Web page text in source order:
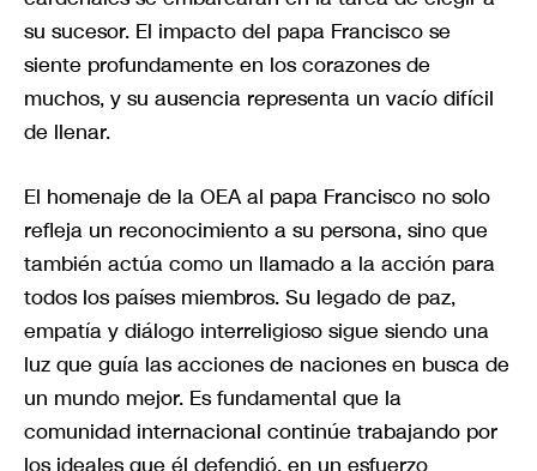
su sucesor. El impacto del papa Francisco se
siente profundamente en los corazones de
muchos, y su ausencia representa un vacío difícil
de llenar.
El homenaje de la OEA al papa Francisco no solo
refleja un reconocimiento a su persona, sino que
también actúa como un llamado a la acción para
todos los países miembros. Su legado de paz,
empatía y diálogo interreligioso sigue siendo una
luz que guía las acciones de naciones en busca de
un mundo mejor. Es fundamental que la
comunidad internacional continúe trabajando por
los ideales que él defendió, en un esfuerzo